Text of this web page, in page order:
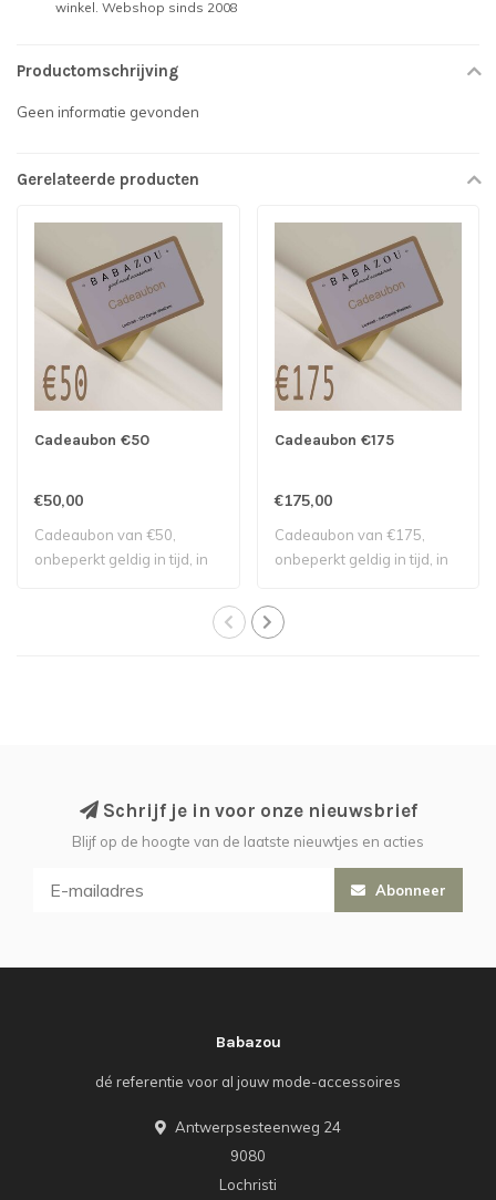
winkel. Webshop sinds 2008
Productomschrijving
Geen informatie gevonden
Gerelateerde producten
Cadeaubon €50
€50,00
Cadeaubon van €50,
onbeperkt geldig in tijd, in
Cadeaubon €175
€175,00
Cadeaubon van €175,
onbeperkt geldig in tijd, in
Schrijf je in voor onze nieuwsbrief
Blijf op de hoogte van de laatste nieuwtjes en acties
Abonneer
Babazou
dé referentie voor al jouw mode-accessoires
Antwerpsesteenweg 24
9080
Lochristi